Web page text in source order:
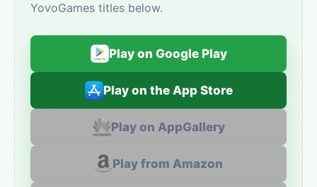
YovoGames titles below.
Play on Google Play
Play on the App Store
Play on AppGallery
Play from Amazon